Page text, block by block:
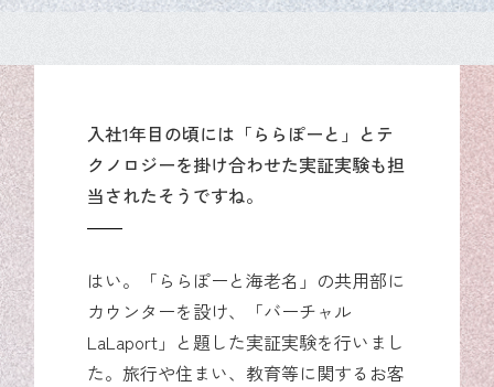
入社1年目の頃には「ららぽーと」とテ
クノロジーを掛け合わせた実証実験も担
当されたそうですね。
はい。「ららぽーと海老名」の共用部に
カウンターを設け、「バーチャル
LaLaport」と題した実証実験を行いまし
た。旅行や住まい、教育等に関するお客